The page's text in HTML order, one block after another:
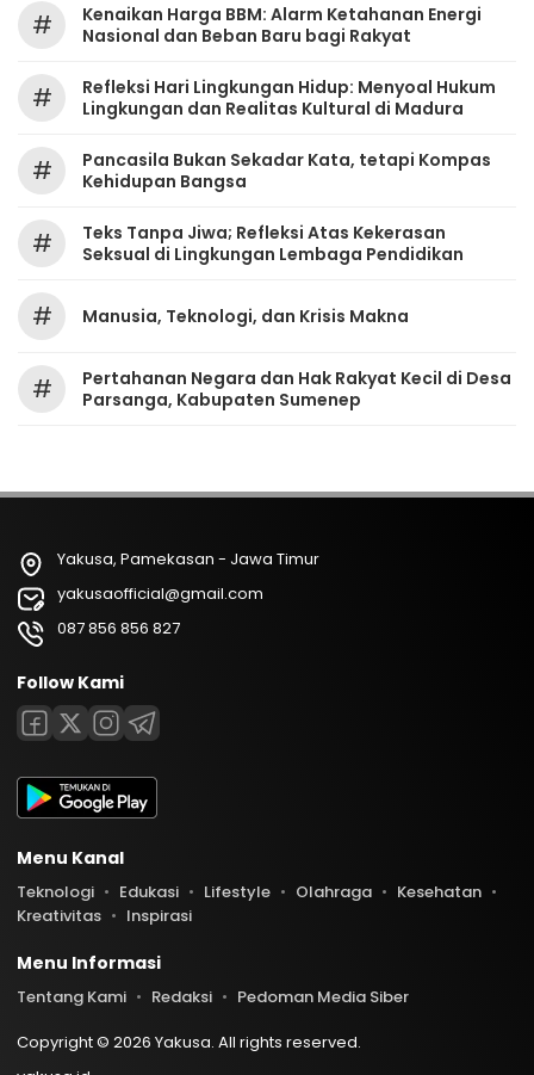
#
Kenaikan Harga BBM: Alarm Ketahanan Energi
Nasional dan Beban Baru bagi Rakyat
#
Refleksi Hari Lingkungan Hidup: Menyoal Hukum
Lingkungan dan Realitas Kultural di Madura
#
Pancasila Bukan Sekadar Kata, tetapi Kompas
Kehidupan Bangsa
#
Teks Tanpa Jiwa; Refleksi Atas Kekerasan
Seksual di Lingkungan Lembaga Pendidikan
# Manusia, Teknologi, dan Krisis Makna
#
Pertahanan Negara dan Hak Rakyat Kecil di Desa
Parsanga, Kabupaten Sumenep
Yakusa, Pamekasan - Jawa Timur
yakusaofficial@gmail.com
087 856 856 827
Follow Kami
Menu Kanal
Teknologi Edukasi Lifestyle Olahraga
Kesehatan
Kreativitas
Inspirasi
Menu Informasi
Tentang Kami Redaksi
Pedoman Media Siber
Copyright © 2026 Yakusa. All rights reserved.